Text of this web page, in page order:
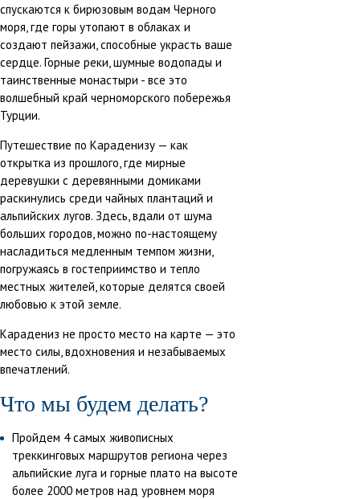
спускаются к бирюзовым водам Черного
моря, где горы утопают в облаках и
создают пейзажи, способные украсть ваше
сердце. Горные реки, шумные водопады и
таинственные монастыри - все это
волшебный край черноморского побережья
Турции.
Путешествие по Караденизу — как
открытка из прошлого, где мирные
деревушки с деревянными домиками
раскинулись среди чайных плантаций и
альпийских лугов. Здесь, вдали от шума
больших городов, можно по-настоящему
насладиться медленным темпом жизни,
погружаясь в гостеприимство и тепло
местных жителей, которые делятся своей
любовью к этой земле.
Карадениз не просто место на карте — это
место силы, вдохновения и незабываемых
впечатлений.
Что мы будем делать?
Пройдем 4 самых живописных
треккинговых маршрутов региона через
альпийские луга и горные плато на высоте
более 2000 метров над уровнем моря